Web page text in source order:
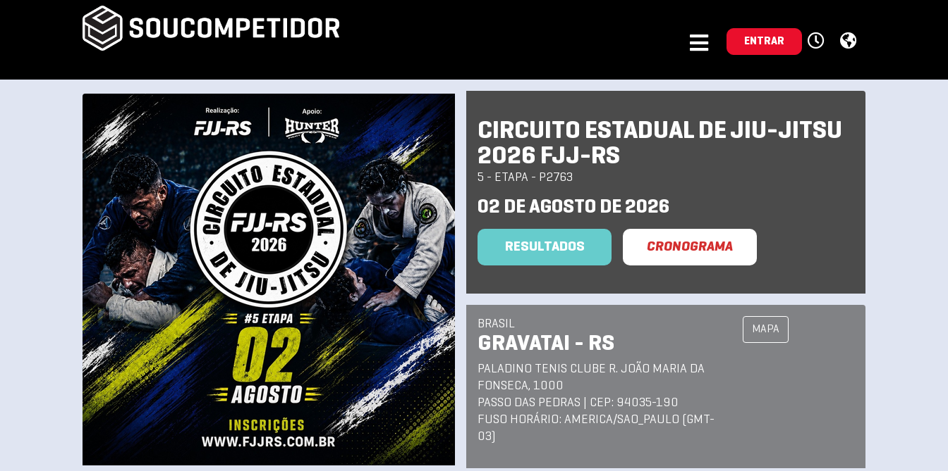
ENTRAR
CIRCUITO ESTADUAL DE JIU-JITSU
2026 FJJ-RS
5 - ETAPA - P2763
02 DE AGOSTO DE 2026
RESULTADOS CRONOGRAMA
BRASIL
GRAVATAI - RS
PALADINO TENIS CLUBE R. JOÃO MARIA DA
FONSECA, 1000
PASSO DAS PEDRAS | CEP: 94035-190
FUSO HORÁRIO: AMERICA/SAO_PAULO (GMT-
03)
MAPA